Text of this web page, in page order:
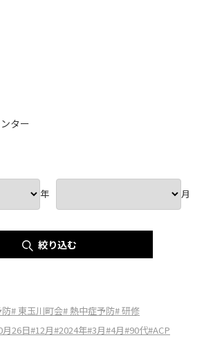
ター
年 月
絞り込む
防# 東玉川町会# 熱中症予防# 研修
月26日#12月#2024年#3月#4月#90代#ACP